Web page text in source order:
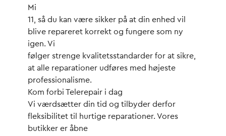
Mi
11, så du kan være sikker på at din enhed vil
blive repareret korrekt og fungere som ny
igen. Vi
følger strenge kvalitetsstandarder for at sikre,
at alle reparationer udføres med højeste
professionalisme.
Kom forbi Telerepair i dag
Vi værdsætter din tid og tilbyder derfor
fleksibilitet til hurtige reparationer. Vores
butikker er åbne